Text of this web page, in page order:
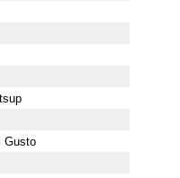
Gusto